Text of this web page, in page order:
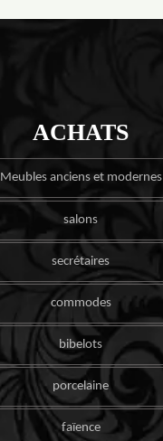
ACHATS
Meubles anciens et modernes
salons
secrétaires
commodes
bibelots
porcelaine
faïence